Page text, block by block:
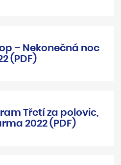
– Nekonečná noc
(PDF)
Třetí za polovic,
2022 (PDF)